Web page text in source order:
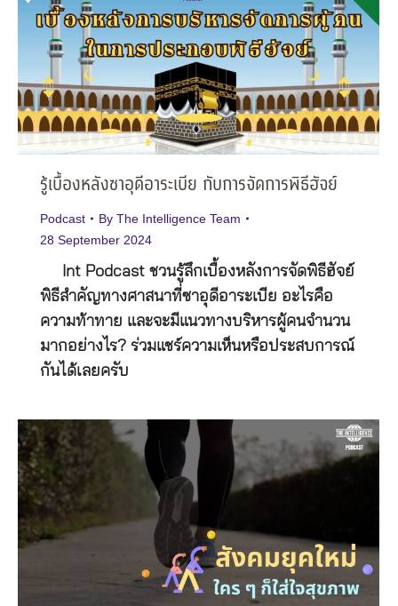
รู้เบื้องหลังซาอุดีอาระเบีย กับการจัดการพิธีฮัจย์
Podcast By The Intelligence Team
28 September 2024
Int Podcast ชวนรู้ลึกเบื้องหลังการจัดพิธีฮัจย์
พิธีสำคัญทางศาสนาที่ซาอุดีอาระเบีย อะไรคือ
ความท้าทาย และจะมีแนวทางบริหารผู้คนจำนวน
มากอย่างไร? ร่วมแชร์ความเห็นหรือประสบการณ์
กันได้เลยครับ